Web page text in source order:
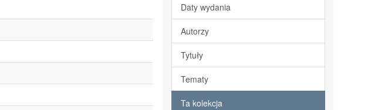
Daty wydania
Autorzy
Tytuły
Tematy
Ta kolekcja